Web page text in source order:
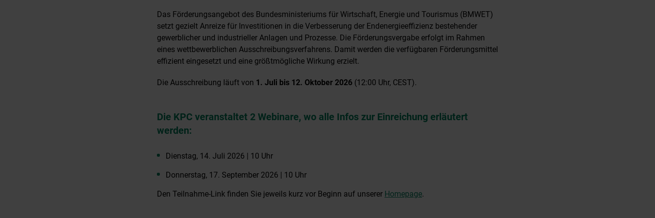
Das Förderungsangebot des Bundesministeriums für Wirtschaft, Energie und Tourismus (BMWET)
setzt gezielt Anreize für Investitionen in die Verbesserung der Endenergieeffizienz bestehender
gewerblicher und industrieller Anlagen und Prozesse. Die Förderungsvergabe erfolgt im Rahmen
eines wettbewerblichen Ausschreibungsverfahrens. Damit werden die verfügbaren Förderungsmittel
effizient eingesetzt und eine größtmögliche Wirkung erzielt.
Die Ausschreibung läuft von 1. Juli bis 12. Oktober 2026 (12:00 Uhr, CEST).
Die KPC veranstaltet 2 Webinare, wo alle Infos zur Einreichung erläutert
werden:
Dienstag, 14. Juli 2026 | 10 Uhr
Donnerstag, 17. September 2026 | 10 Uhr
Den Teilnahme-Link finden Sie jeweils kurz vor Beginn auf unserer Homepage.